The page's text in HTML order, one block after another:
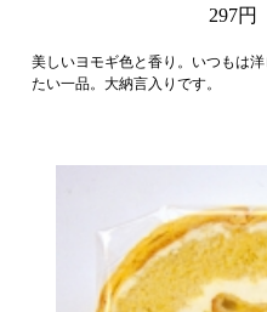
297円
美しいヨモギ色と香り。いつもは
たい一品。大納言入りです。